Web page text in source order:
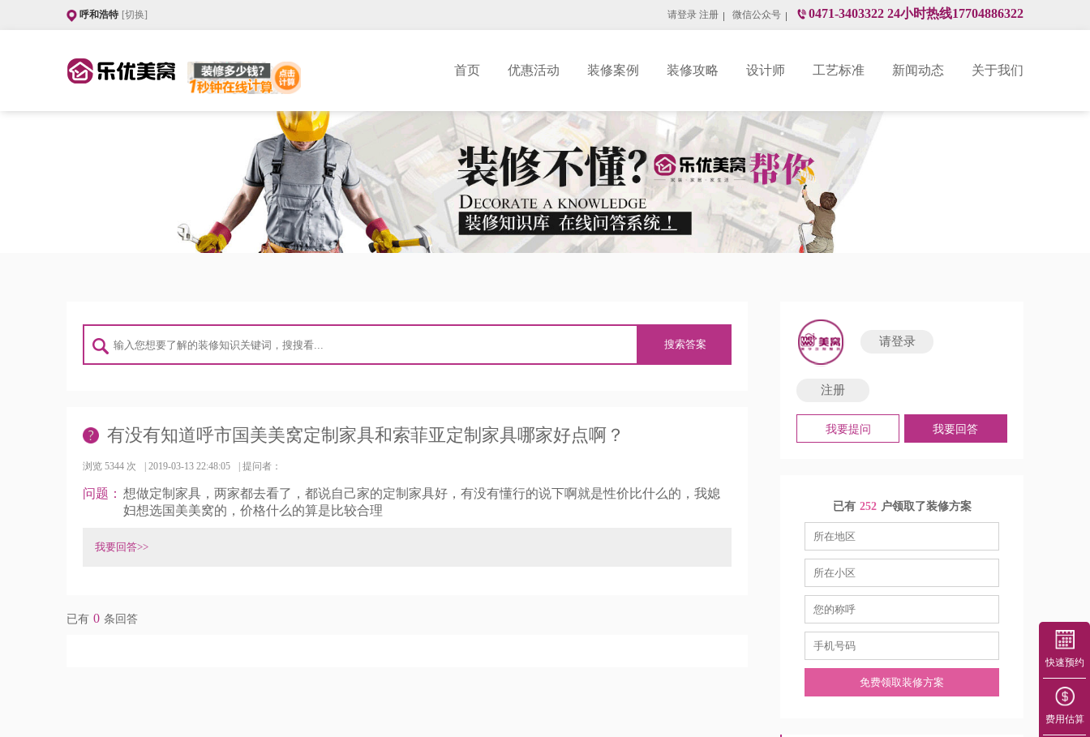
呼和浩特 [切换] 请登录 注册 微信公众号 0471-3403322 24小时热线17704886322
首页 优惠活动 装修案例 装修攻略 设计师 工艺标准 新闻动态 关于我们
有没有知道呼市国美美窝定制家具和索菲亚定制家具哪家好点啊？
浏览 5344 次 2019-03-13 22:48:05 提问者：
问题： 想做定制家具，两家都去看了，都说自己家的定制家具好，有没有懂行的说下啊就是性价比什么的，我媳
妇想选国美美窝的，价格什么的算是比较合理
我要回答>>
已有 0 条回答
请登录
注册
我要提问 我要回答
已有 252 户领取了装修方案
免费领取装修方案
快速预约
费用估算